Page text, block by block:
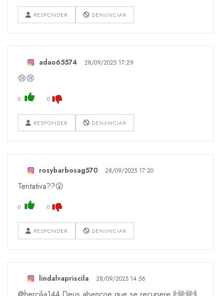
RESPONDER DENUNCIAR
adao65574 28/09/2025 17:29
😢😢
0 0
RESPONDER DENUNCIAR
rosybarbosag570 28/09/2025 17:20
Tentativa??😮
0 0
RESPONDER DENUNCIAR
lindalvapriscila 28/09/2025 14:56